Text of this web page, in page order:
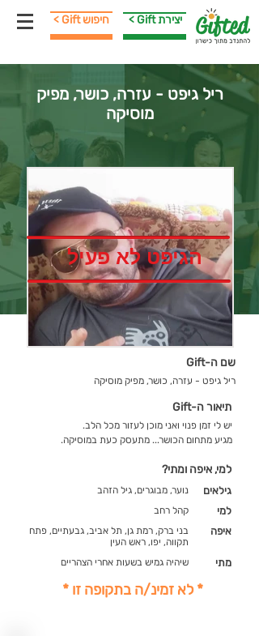
< Gift חיפוש < Gift יצירת
ריל גיפט - עזרה, כושר, מפיק
מוסיקה
הגיפט לא פעיל
שם ה-Gift
ריל גיפט - עזרה, כושר, מפיק מוסיקה
תיאור ה-Gift
יש לי זמן פנוי ואני מוכן לעזור מכל הלב.
מגיע מתחום הכושר... מתעסק כעת במוסיקה.
למי, איפה ומתי?
נוער, מבוגרים, גיל הזהב גילאים
קהל רחב למי
בני ברק, רמת גן, תל אביב, גבעתיים, פתח
תקווה, יפו, ראש העין
איפה
שיהיה גמיש בשעות אחרי הצהריים מתי
* לא זמינ/ה בתקופה זו *